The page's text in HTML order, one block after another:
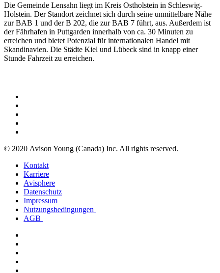
Die Gemeinde Lensahn liegt im Kreis Ostholstein in Schleswig-
Holstein. Der Standort zeichnet sich durch seine unmittelbare Nähe
zur BAB 1 und der B 202, die zur BAB 7 führt, aus. Außerdem ist
der Fährhafen in Puttgarden innerhalb von ca. 30 Minuten zu
erreichen und bietet Potenzial für internationalen Handel mit
Skandinavien. Die Städte Kiel und Lübeck sind in knapp einer
Stunde Fahrzeit zu erreichen.
© 2020 Avison Young (Canada) Inc. All rights reserved.
Kontakt
Karriere
Avisphere
Datenschutz
Impressum
Nutzungsbedingungen
AGB